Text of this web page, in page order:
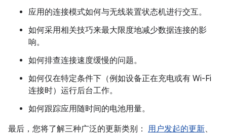
应用的连接模式如何与无线装置状态机进行交互。
如何采用相关技巧来最大限度地减少数据连接的影
响。
如何排查连接速度缓慢的问题。
如何仅在特定条件下（例如设备正在充电或有 Wi-Fi
连接时）运行后台工作。
如何跟踪应用随时间的电池用量。
最后，您将了解三种广泛的更新类别： 用户发起的更新、